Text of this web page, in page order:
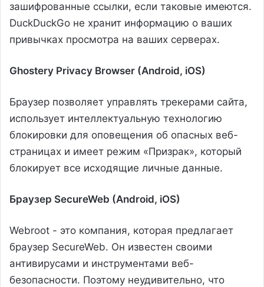
зашифрованные ссылки, если таковые имеются.
DuckDuckGo не хранит информацию о ваших
привычках просмотра на ваших серверах.
Ghostery Privacy Browser (Android, iOS)
Браузер позволяет управлять трекерами сайта,
использует интеллектуальную технологию
блокировки для оповещения об опасных веб-
страницах и имеет режим «Призрак», который
блокирует все исходящие личные данные.
Браузер SecureWeb (Android, iOS)
Webroot - это компания, которая предлагает
браузер SecureWeb. Он известен своими
антивирусами и инструментами веб-
безопасности. Поэтому неудивительно, что